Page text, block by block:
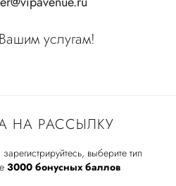
НА РАССЫЛКУ
зарегистрируйтесь, выберите тип
3000 бонусных баллов
услугам!